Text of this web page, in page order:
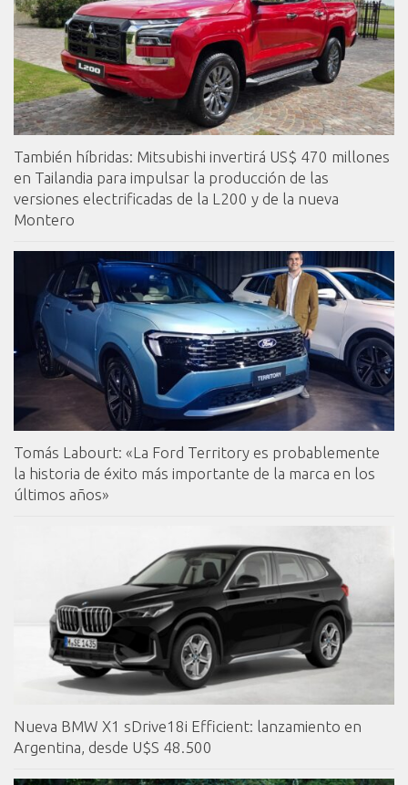
También híbridas: Mitsubishi invertirá US$ 470 millones
en Tailandia para impulsar la producción de las
versiones electrificadas de la L200 y de la nueva
Montero
Tomás Labourt: «La Ford Territory es probablemente
la historia de éxito más importante de la marca en los
últimos años»
Nueva BMW X1 sDrive18i Efficient: lanzamiento en
Argentina, desde U$S 48.500